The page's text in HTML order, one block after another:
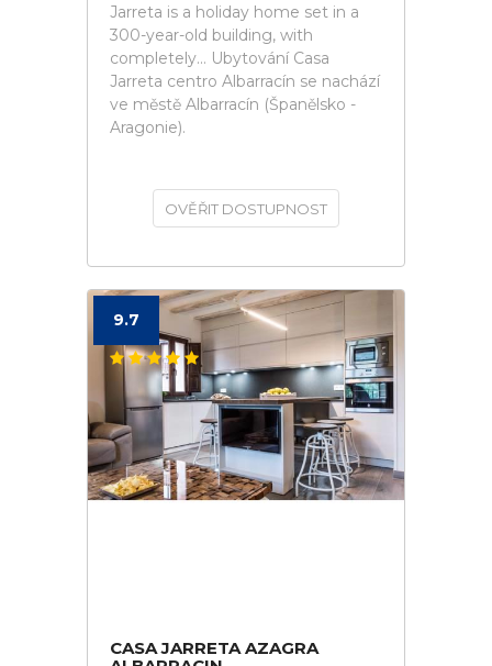
Jarreta is a holiday home set in a
300-year-old building, with
completely... Ubytování Casa
Jarreta centro Albarracín se nachází
ve městě Albarracín (Španělsko -
Aragonie).
OVĚŘIT DOSTUPNOST
9.7
CASA JARRETA AZAGRA